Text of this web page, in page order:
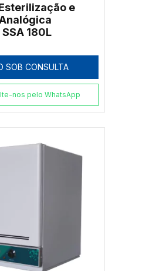
e
180L
SOB CONSULTA
nos pelo WhatsApp